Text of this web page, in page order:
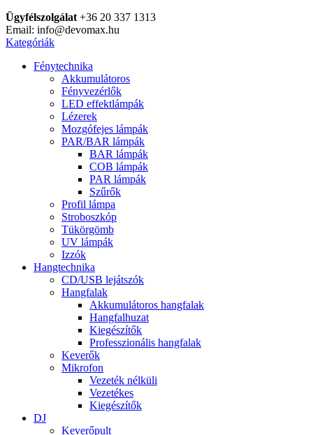
Ügyfélszolgálat +36 20 337 1313
Email: info@devomax.hu
Kategóriák
Fénytechnika
Akkumulátoros
Fényvezérlők
LED effektlámpák
Lézerek
Mozgófejes lámpák
PAR/BAR lámpák
BAR lámpák
COB lámpák
PAR lámpák
Szűrők
Profil lámpa
Stroboszkóp
Tükörgömb
UV lámpák
Izzók
Hangtechnika
CD/USB lejátszók
Hangfalak
Akkumulátoros hangfalak
Hangfalhuzat
Kiegészítők
Professzionális hangfalak
Keverők
Mikrofon
Vezeték nélküli
Vezetékes
Kiegészítők
DJ
Keverőpult